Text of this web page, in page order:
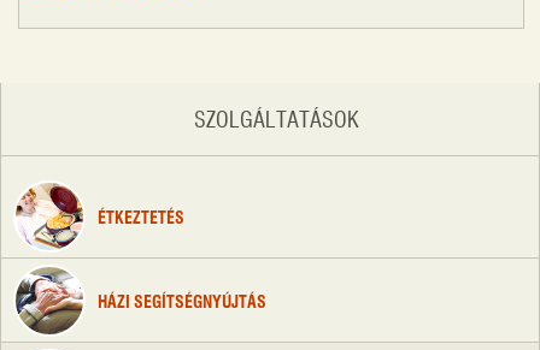
SZOLGÁLTATÁSOK
ÉTKEZTETÉS
HÁZI SEGÍTSÉGNYÚJTÁS